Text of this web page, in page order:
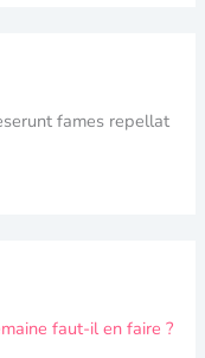
fames repellat
faut-il en faire ?